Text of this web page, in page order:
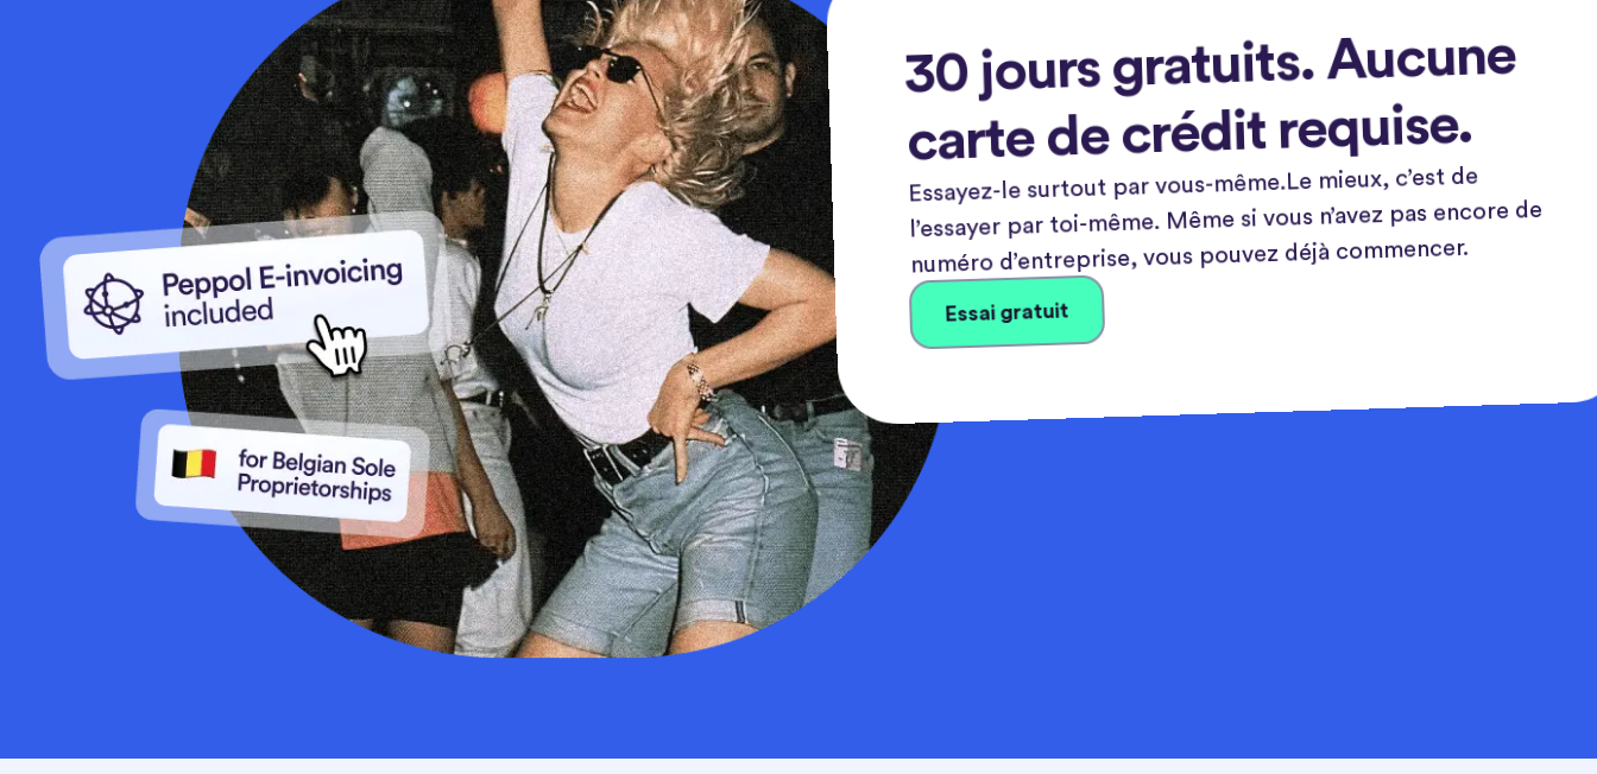
30 jours gratuits. Aucune
carte de crédit requise.
Essayez-le surtout par vous-même.Le mieux, c’est de
l’essayer par toi-même. Même si vous n’avez pas encore de
numéro d’entreprise, vous pouvez déjà commencer.
Essai gratuit